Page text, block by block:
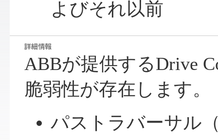
よびそれ以前
ABBが提供するDrive
脆弱性が存在します。
パストラバーサル